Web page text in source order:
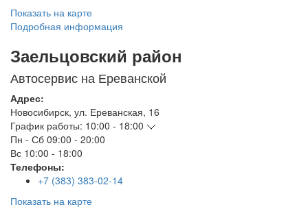
Показать на карте
Подробная информация
Заельцовский район
Автосервис на Ереванской
Адрес:
Новосибирск, ул. Ереванская, 16
График работы: 10:00 - 18:00
Пн - Сб 09:00 - 20:00
Вс 10:00 - 18:00
Телефоны:
+7 (383) 383-02-14
Показать на карте